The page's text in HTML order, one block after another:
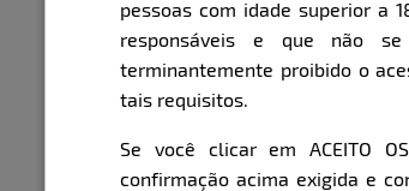
pessoas com idade superior a
responsáveis e que não
terminantemente proibido o
tais requisitos.
Se você clicar em ACEITO
confirmação acima exigida e